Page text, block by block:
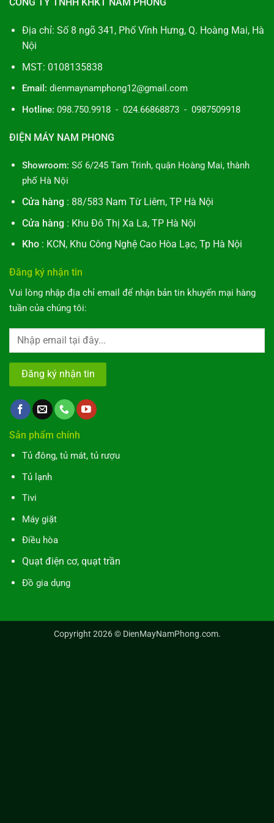
Địa chỉ: Số 8 ngõ 341, Phố Vĩnh Hưng, Q. Hoàng Mai, Hà
Nội
MST: 0108135838
Email: dienmaynamphong12@gmail.com
Hotline: 098.750.9918 - 024.66868873 - 0987509918
ĐIỆN MÁY NAM PHONG
Showroom: Số 6/245 Tam Trinh, quận Hoàng Mai, thành
phố Hà Nội
Cửa hàng : 88/583 Nam Từ Liêm, TP Hà Nội
Cửa hàng : Khu Đô Thị Xa La, TP Hà Nội
Kho: KCN, Khu Công Nghệ Cao Hòa Lạc, Tp Hà Nội
Đăng ký nhận tin
Vui lòng nhập địa chỉ email để nhận bản tin khuyến mại hàng
tuần của chúng tôi:
Sản phẩm chính
Tủ đông, tủ mát, tủ rượu
Tủ lạnh
Tivi
Máy giặt
Điều hòa
Quạt điện cơ, quạt trần
Đồ gia dụng
Copyright 2026 © DienMayNamPhong.com.